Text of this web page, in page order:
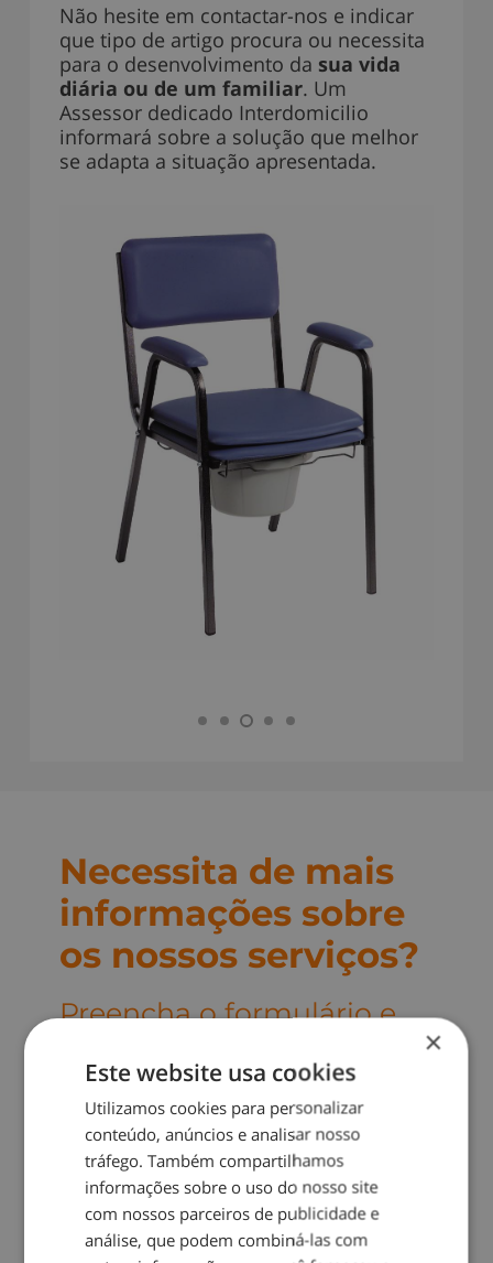
Não hesite em contactar-nos e indicar
que tipo de artigo procura ou necessita
para o desenvolvimento da sua vida
diária ou de um familiar. Um
Assessor dedicado Interdomicilio
informará sobre a solução que melhor
se adapta a situação apresentada.
Necessita de mais
informações sobre
os nossos serviços?
Preencha o formulário e
para lhe facultar
informações e enviar um
orçamento:
×
Este website usa cookies
Utilizamos cookies para personalizar
conteúdo, anúncios e analisar nosso
tráfego. Também compartilhamos
informações sobre o uso do nosso site
com nossos parceiros de publicidade e
análise, que podem combiná-las com